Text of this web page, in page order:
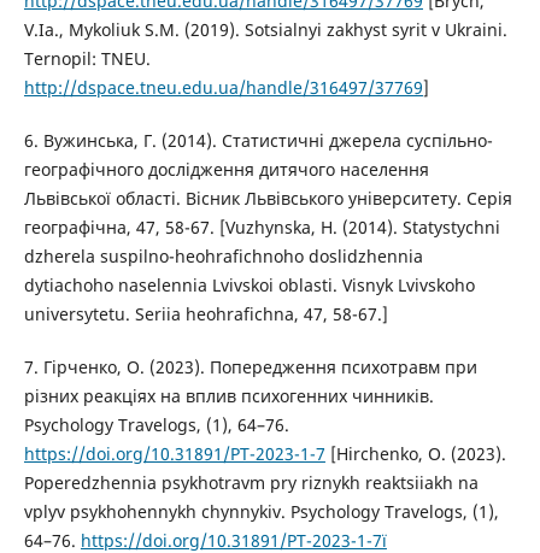
V.Ia., Mykoliuk S.M. (2019). Sotsialnyi zakhyst syrit v Ukraini.
Ternopil: TNEU.
http://dspace.tneu.edu.ua/handle/316497/37769]
6. Вужинська, Г. (2014). Статистичні джерела суспільно-
географічного дослідження дитячого населення
Львівської області. Вісник Львівського університету. Серія
географічна, 47, 58-67. [Vuzhynska, H. (2014). Statystychni
dzherela suspilno-heohrafichnoho doslidzhennia
dytiachoho naselennia Lvivskoi oblasti. Visnyk Lvivskoho
universytetu. Seriia heohrafichna, 47, 58-67.]
7. Гірченко, О. (2023). Попередження психотравм при
різних реакціях на вплив психогенних чинників.
Psychology Travelogs, (1), 64–76.
https://doi.org/10.31891/PT-2023-1-7 [Hirchenko, O. (2023).
Poperedzhennia psykhotravm pry riznykh reaktsiiakh na
vplyv psykhohennykh chynnykiv. Psychology Travelogs, (1),
64–76. https://doi.org/10.31891/PT-2023-1-7ї